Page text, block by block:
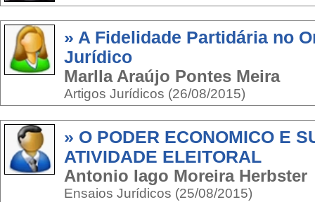
» A Fidelidade Partidária no
Jurídico
Marlla Araújo Pontes Meira
Artigos Jurídicos (26/08/2015)
» O PODER ECONOMICO E
ATIVIDADE ELEITORAL
Antonio Iago Moreira Herbster
Ensaios Jurídicos (25/08/2015)